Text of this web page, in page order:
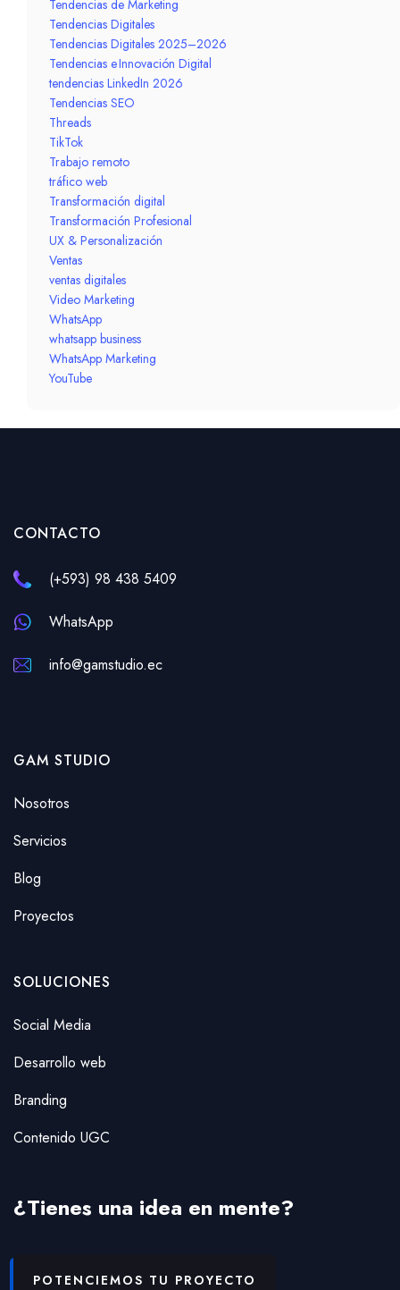
Tendencias de Marketing
Tendencias Digitales
Tendencias Digitales 2025–2026
Tendencias e Innovación Digital
tendencias LinkedIn 2026
Tendencias SEO
Threads
TikTok
Trabajo remoto
tráfico web
Transformación digital
Transformación Profesional
UX & Personalización
Ventas
ventas digitales
Video Marketing
WhatsApp
whatsapp business
WhatsApp Marketing
YouTube
CONTACTO
(+593) 98 438 5409
WhatsApp
info@gamstudio.ec
GAM STUDIO
Nosotros
Servicios
Blog
Proyectos
SOLUCIONES
Social Media
Desarrollo web
Branding
Contenido UGC
¿Tienes una idea en mente?
POTENCIEMOS TU PROYECTO